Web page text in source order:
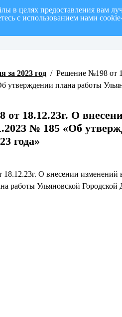
за 2023 год / Решение №198 от
утверждении плана работы
18.12.23г. О
№ 185 «Об
года»
О внесении
работы Ульяновской Городской
в целях предоставления вам
с использованием нами